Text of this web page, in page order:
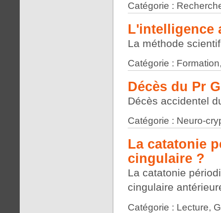
Catégorie :
L'intelligence
La méthode
Catégorie :
Décès du Pr
Décès accidentel
Catégorie : Neuro-
La catatonie
cingulaire ?
La catatonie
cingulaire
Catégorie : Lecture,